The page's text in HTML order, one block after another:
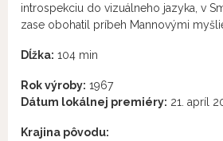
introspekciu do vizuálneho jazyka, v
zase obohatil príbeh Mannovými
Dĺžka: 104 min
Rok výroby: 1967
Dátum lokálnej premiéry: 21. apríl
Krajina pôvodu: